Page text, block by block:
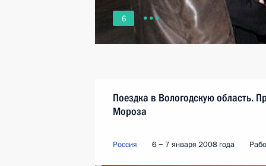
6
Поездка в Вологодскую область.
Мороза
Россия 6 − 7 января 2008 года